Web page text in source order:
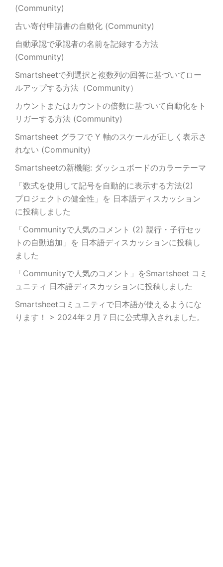
(Community)
古い寄付申請書の自動化 (Community)
自動承認で承認者の名前を記録する方法
(Community)
Smartsheetで列選択と複数列の回答に基づいてロー
ルアップする方法（Community）
カウントまたはカウントの倍数に基づいて自動化をト
リガーする方法 (Community)
Smartsheet グラフで Y 軸のスケールが正しく表示さ
れない (Community)
Smartsheetの新機能: ダッシュボードのカラーテーマ
「数式を使用して記号を自動的に表示する方法(2)
プロジェクトの健全性」を 日本語ディスカッション
に投稿しました
「Communityで人気のコメント (2) 親行・子行セッ
トの自動追加」を 日本語ディスカッションに投稿し
ました
「Communityで人気のコメント」をSmartsheet コミ
ュニティ 日本語ディスカッションに投稿しました
Smartsheetコミュニティで日本語が使えるようにな
ります！ > 2024年２月７日に公式導入されました。